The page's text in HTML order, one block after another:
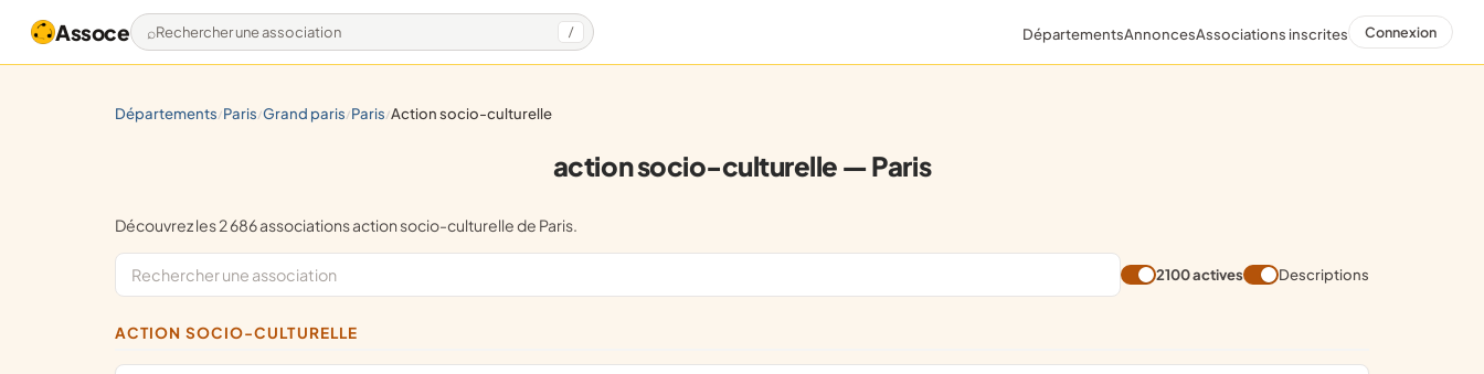
Assoce Rechercher une association / DépartementsAnnoncesAssociations inscrites Connexion
départements/ paris/ grand paris/ paris/ action socio-culturelle
action socio-culturelle — Paris
Découvrez les 2 686 associations action socio-culturelle de Paris.
2100 actives Descriptions
ACTION SOCIO-CULTURELLE